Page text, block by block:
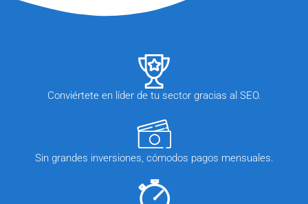
Conviértete en líder de tu sector gracias al SEO.
Sin grandes inversiones, cómodos pagos mensuales.